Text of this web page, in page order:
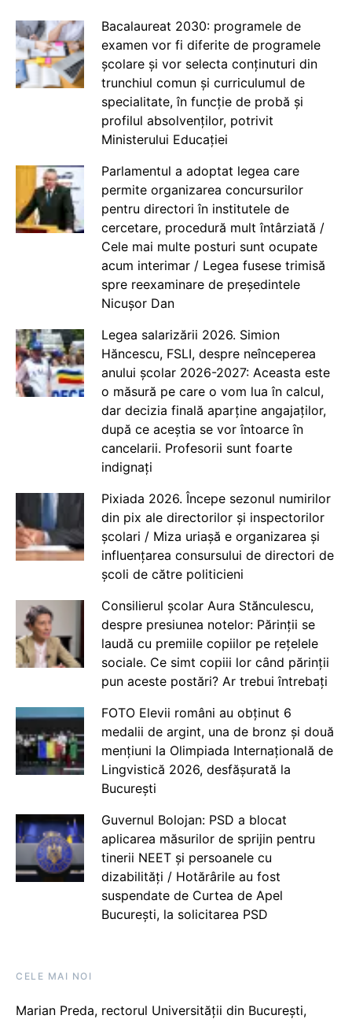
Bacalaureat 2030: programele de
examen vor fi diferite de programele
școlare și vor selecta conținuturi din
trunchiul comun și curriculumul de
specialitate, în funcție de probă și
profilul absolvenților, potrivit
Ministerului Educației
Parlamentul a adoptat legea care
permite organizarea concursurilor
pentru directori în institutele de
cercetare, procedură mult întârziată /
Cele mai multe posturi sunt ocupate
acum interimar / Legea fusese trimisă
spre reexaminare de președintele
Nicușor Dan
Legea salarizării 2026. Simion
Hăncescu, FSLI, despre neînceperea
anului școlar 2026-2027: Aceasta este
o măsură pe care o vom lua în calcul,
dar decizia finală aparține angajaților,
după ce aceștia se vor întoarce în
cancelarii. Profesorii sunt foarte
indignați
Pixiada 2026. Începe sezonul numirilor
din pix ale directorilor și inspectorilor
școlari / Miza uriașă e organizarea și
influențarea consursului de directori de
școli de către politicieni
Consilierul școlar Aura Stănculescu,
despre presiunea notelor: Părinții se
laudă cu premiile copiilor pe rețelele
sociale. Ce simt copiii lor când părinții
pun aceste postări? Ar trebui întrebați
FOTO Elevii români au obținut 6
medalii de argint, una de bronz și două
mențiuni la Olimpiada Internațională de
Lingvistică 2026, desfășurată la
București
Guvernul Bolojan: PSD a blocat
aplicarea măsurilor de sprijin pentru
tinerii NEET și persoanele cu
dizabilități / Hotărârile au fost
suspendate de Curtea de Apel
București, la solicitarea PSD
CELE MAI NOI
Marian Preda, rectorul Universității din București,